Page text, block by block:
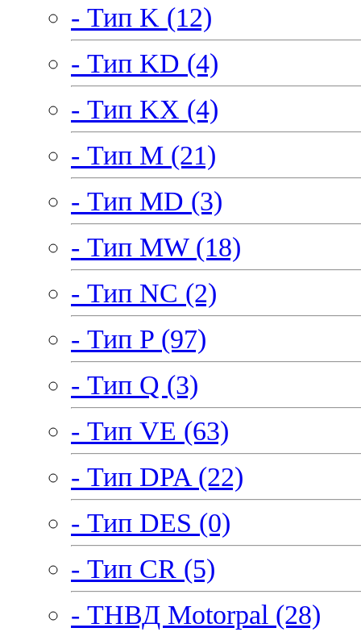
- Тип K (12)
- Тип KD (4)
- Тип KX (4)
- Тип M (21)
- Тип MD (3)
- Тип MW (18)
- Тип NC (2)
- Тип P (97)
- Тип Q (3)
- Тип VE (63)
- Тип DPA (22)
- Тип DES (0)
- Тип CR (5)
- ТНВД Motorpal (28)